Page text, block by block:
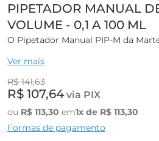
PIPETADOR MANUAL
VOLUME - 0,1 A 100 ML
O Pipetador Manual PIP-M da
aspiração e dispensação de uma
Características Gerais:
0,1 a 100 mL, permitindo que o
Ver mais
R$ 141,63
R$ 107,64via PIX
ou R$ 113,30 em1x de R$ 113,30
Formas de pagamento